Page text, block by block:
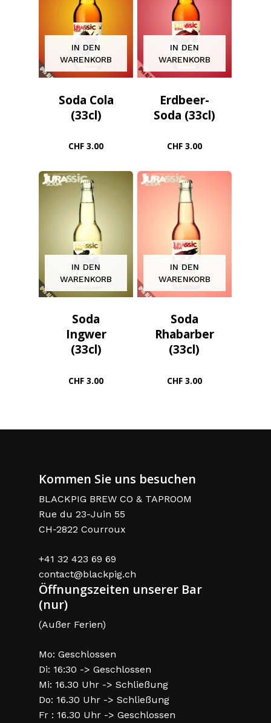
IN DEN
WARENKORB
Soda Cola
(33cl)
CHF 3.00
IN DEN
WARENKORB
Erdbeer-
Soda (33cl)
CHF3.00
IN DEN
WARENKORB
Soda
Ingwer
(33cl)
CHF 3.00
IN DEN
WARENKORB
Soda
Rhabarber
(33cl)
CHF3.00
Kommen Sie uns besuchen
BLACKPIG BREW CO & TAPROOM
Rue du 23-Juin 55
CH-2822 Courroux
+41 32 423 69 69
contact@blackpig.ch
Öffnungszeiten unserer Bar
(nur)
(Außer Ferien)
Mo: Geschlossen
Di: 16:30 -> Geschlossen
Mi: 16.30 Uhr -> Schließung
Do: 16.30 Uhr -> Schließung
Fr : 16.30 Uhr -> Geschlossen